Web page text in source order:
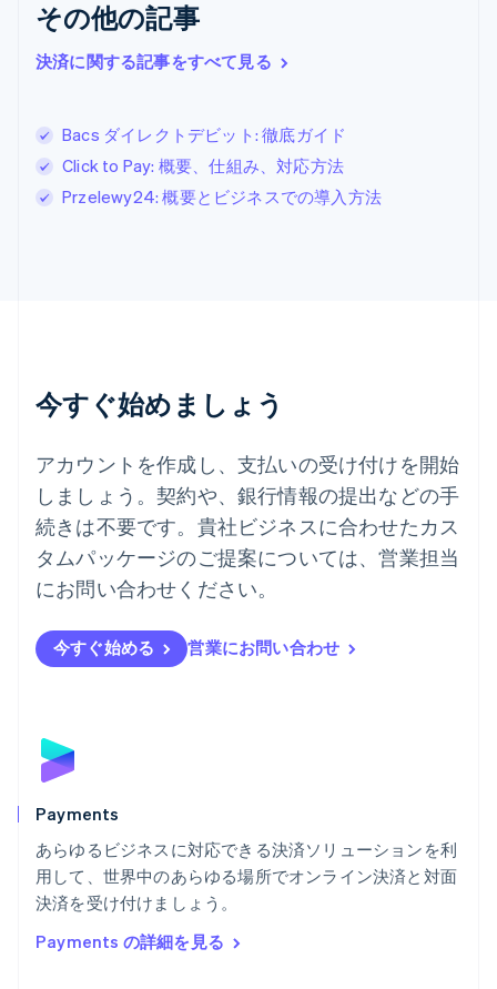
その他の記事
決済に関する記事をすべて見る
Bacs ダイレクトデビット: 徹底ガイド
Click to Pay: 概要、仕組み、対応方法
Przelewy24: 概要とビジネスでの導入方法
今すぐ始めましょう
アカウントを作成し、支払いの受け付けを開始
しましょう。契約や、銀行情報の提出などの手
続きは不要です。貴社ビジネスに合わせたカス
タムパッケージのご提案については、営業担当
にお問い合わせください。
今すぐ始める 営業にお問い合わせ
Payments
あらゆるビジネスに対応できる決済ソリューションを利
用して、世界中のあらゆる場所でオンライン決済と対面
決済を受け付けましょう。
Payments の詳細を見る
シンガポール
スイス
SvenskaEnglish
スペイン
English
スロバキア
English
Deutsch English
ニュージーランド
English
ノルウェー
ハンガリー
English
EnglishSvenska
ブラジル
ブルガリア
English
Nederlands
English
ポルトガル
PortuguêsEnglish
English